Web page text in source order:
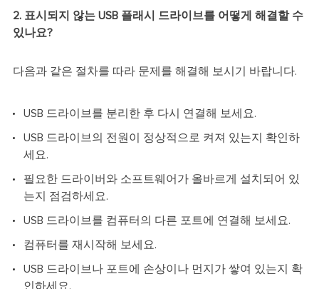
2. 표시되지 않는 USB 플래시 드라이브를 어떻게 해결할 수
있나요?
다음과 같은 절차를 따라 문제를 해결해 보시기 바랍니다.
USB 드라이브를 분리한 후 다시 연결해 보세요.
USB 드라이브의 전원이 정상적으로 켜져 있는지 확인하
세요.
필요한 드라이버와 소프트웨어가 올바르게 설치되어 있
는지 점검하세요.
USB 드라이브를 컴퓨터의 다른 포트에 연결해 보세요.
컴퓨터를 재시작해 보세요.
USB 드라이브나 포트에 손상이나 먼지가 쌓여 있는지 확
인하세요.